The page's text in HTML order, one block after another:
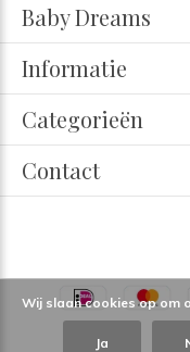
Baby Dreams
Informatie
Categorieën
Contact
Wij slaan cookies op om
Ja